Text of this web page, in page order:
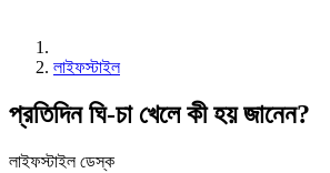
লাইফস্টাইল
প্রতিদিন ঘি-চা খেলে কী হয় জানেন?
লাইফস্টাইল ডেস্ক